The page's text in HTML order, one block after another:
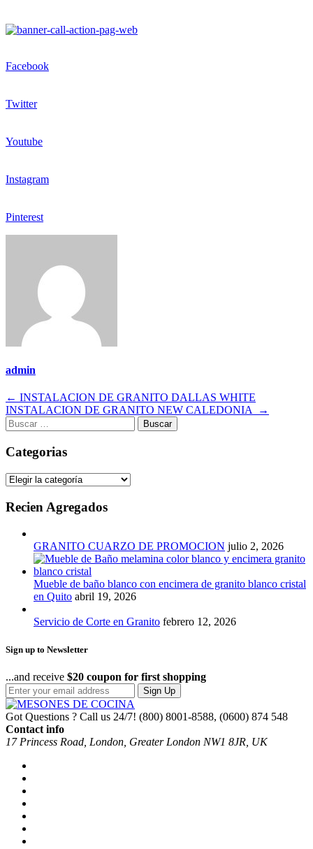
Facebook
Twitter
Youtube
Instagram
Pinterest
admin
Navegación
de
← INSTALACION DE GRANITO DALLAS WHITE
INSTALACION DE GRANITO NEW CALEDONIA →
Buscar:
Categorias
Categorias
Recien Agregados
GRANITO CUARZO DE PROMOCION julio 2, 2026
Mueble de baño blanco con encimera de granito blanco cristal
en Quito abril 19, 2026
Servicio de Corte en Granito febrero 12, 2026
Sign up to Newsletter
...and receive $20 coupon for first shopping
Sign Up
Got Questions ? Call us 24/7! (800) 8001-8588, (0600) 874 548
Contact info
17 Princess Road, London, Greater London NW1 8JR, UK